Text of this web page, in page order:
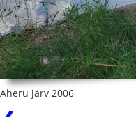
Aheru järv 2006